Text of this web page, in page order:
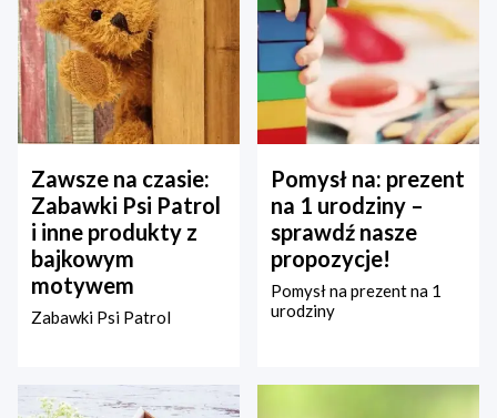
Zawsze na czasie:
Zabawki Psi Patrol
i inne produkty z
bajkowym
motywem
Zabawki Psi Patrol
Pomysł na: prezent
na 1 urodziny –
sprawdź nasze
propozycje!
Pomysł na prezent na 1
urodziny